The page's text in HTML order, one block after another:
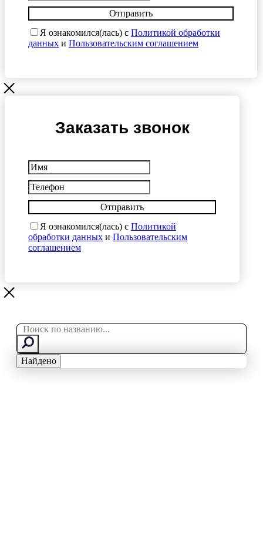
Отправить
Я ознакомился(лась) с Политикой обработки
данных и Пользовательским соглашением
Заказать звонок
Отправить
Я ознакомился(лась) с Политикой
обработки данных и Пользовательским
соглашением
Search
Найдено